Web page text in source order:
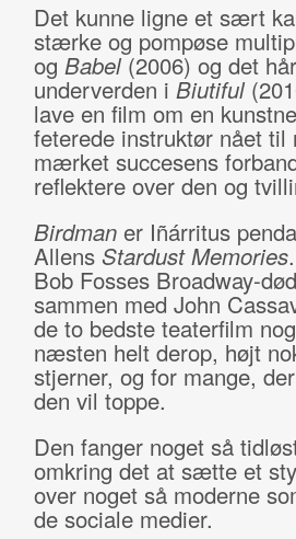
Det kunne ligne et sært
stærke og pompøse
og Babel(2006) og det
underverden i Biutiful
lave en film om en
feterede instruktør nået til
mærket succesens
reflektere over den og
Birdmaner Iñárritus
Allens Stardust Memories
Bob Fosses Broadway-
sammen med John
de to bedste teaterfilm
næsten helt derop, højt
stjerner, og for mange,
den vil toppe.
Den fanger noget så
omkring det at sætte et
over noget så moderne
de sociale medier.